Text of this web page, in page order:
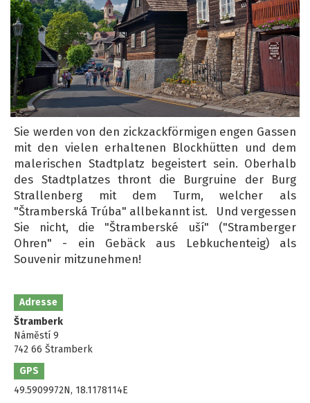
Sie werden von den zickzackförmigen engen Gassen
mit den vielen erhaltenen Blockhütten und dem
malerischen Stadtplatz begeistert sein. Oberhalb
des Stadtplatzes thront die Burgruine der Burg
Strallenberg mit dem Turm, welcher als
"Štramberská Trúba" allbekannt ist. Und vergessen
Sie nicht, die "Štramberské uší" ("Stramberger
Ohren" - ein Gebäck aus Lebkuchenteig) als
Souvenir mitzunehmen!
Adresse
Štramberk
Náměstí 9
742 66 Štramberk
GPS
49.5909972N, 18.1178114E